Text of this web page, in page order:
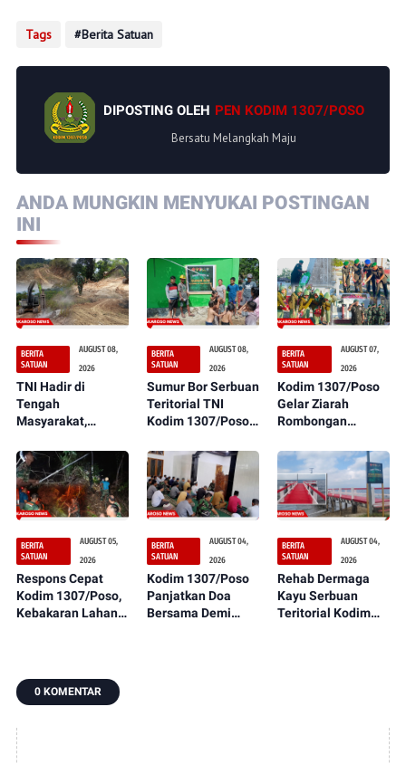
Tags Berita Satuan
DIPOSTING OLEH PEN KODIM 1307/POSO
Bersatu Melangkah Maju
ANDA MUNGKIN MENYUKAI POSTINGAN
INI
BERITA
SATUAN
AUGUST 08,
2026
TNI Hadir di
Tengah
Masyarakat,
Serbuan Teritorial
Kodim 1307/Poso
Terus Dikerjakan
BERITA
SATUAN
AUGUST 08,
2026
Sumur Bor Serbuan
Teritorial TNI
Kodim 1307/Poso
Dirasakan
Manfaatnya oleh
Masyarakat
BERITA
SATUAN
AUGUST 07,
2026
Kodim 1307/Poso
Gelar Ziarah
Rombongan
Peringatan HUT
ke-1 Kodam
XXIII/Palaka Wira
BERITA
SATUAN
AUGUST 05,
2026
Respons Cepat
Kodim 1307/Poso,
Kebakaran Lahan
BERITA
SATUAN
AUGUST 04,
2026
Kodim 1307/Poso
Panjatkan Doa
Bersama Demi
BERITA
SATUAN
AUGUST 04,
2026
Rehab Dermaga
Kayu Serbuan
Teritorial Kodim
0 KOMENTAR